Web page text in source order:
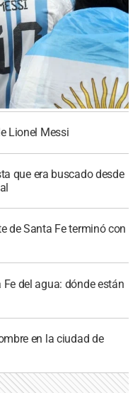
Lionel Messi
que era buscado desde
de Santa Fe terminó con
del agua: dónde están
en la ciudad de